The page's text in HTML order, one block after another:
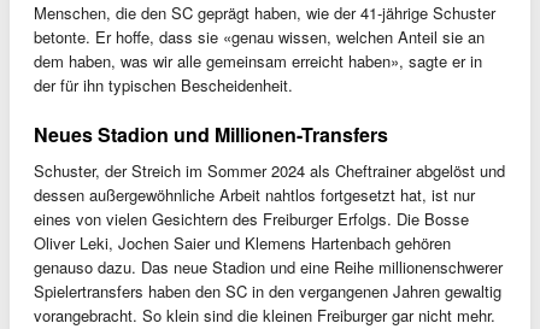
Menschen, die den SC geprägt haben, wie der 41-jährige Schuster
betonte. Er hoffe, dass sie «genau wissen, welchen Anteil sie an
dem haben, was wir alle gemeinsam erreicht haben», sagte er in
der für ihn typischen Bescheidenheit.
Neues Stadion und Millionen-Transfers
Schuster, der Streich im Sommer 2024 als Cheftrainer abgelöst und
dessen außergewöhnliche Arbeit nahtlos fortgesetzt hat, ist nur
eines von vielen Gesichtern des Freiburger Erfolgs. Die Bosse
Oliver Leki, Jochen Saier und Klemens Hartenbach gehören
genauso dazu. Das neue Stadion und eine Reihe millionenschwerer
Spielertransfers haben den SC in den vergangenen Jahren gewaltig
vorangebracht. So klein sind die kleinen Freiburger gar nicht mehr.